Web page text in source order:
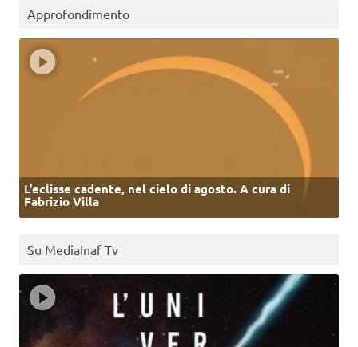
Approfondimento
L’eclisse cadente, nel cielo di agosto. A cura di
Fabrizio Villa
Su MediaInaf Tv